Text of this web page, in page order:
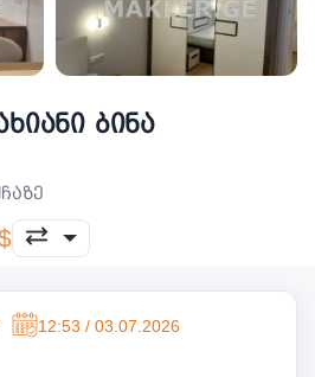
ბინა
12:53 / 03.07.2026